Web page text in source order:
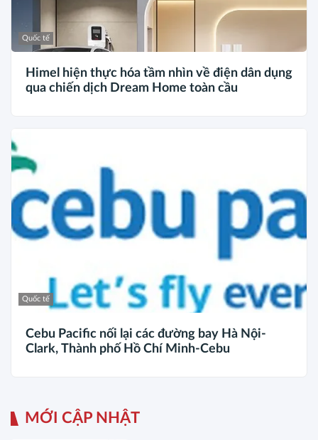
Quốc tế
Himel hiện thực hóa tầm nhìn về điện dân dụng
qua chiến dịch Dream Home toàn cầu
Quốc tế
Cebu Pacific nối lại các đường bay Hà Nội-
Clark, Thành phố Hồ Chí Minh-Cebu
MỚI CẬP NHẬT